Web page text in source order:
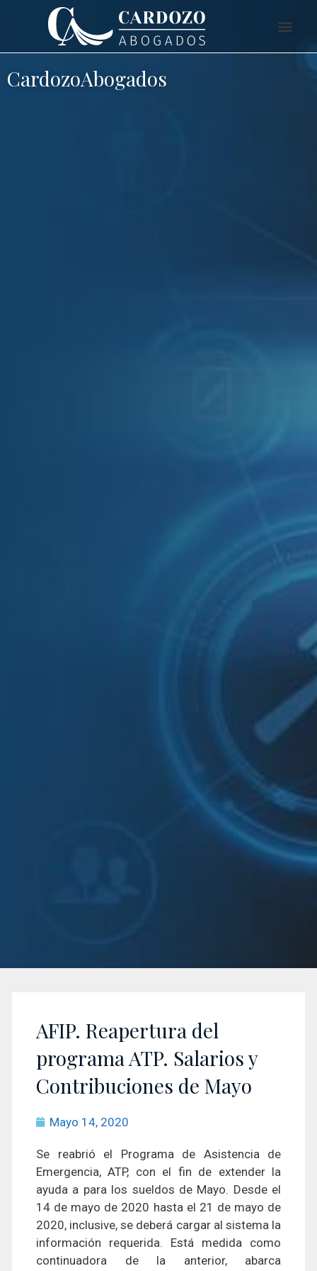
CardozoAbogados
AFIP. Reapertura del
programa ATP. Salarios y
Contribuciones de Mayo
Mayo 14, 2020
Se reabrió el Programa de Asistencia de
Emergencia, ATP, con el fin de extender la
ayuda a para los sueldos de Mayo. Desde el
14 de mayo de 2020 hasta el 21 de mayo de
2020, inclusive, se deberá cargar al sistema la
información requerida. Está medida como
continuadora de la anterior, abarca